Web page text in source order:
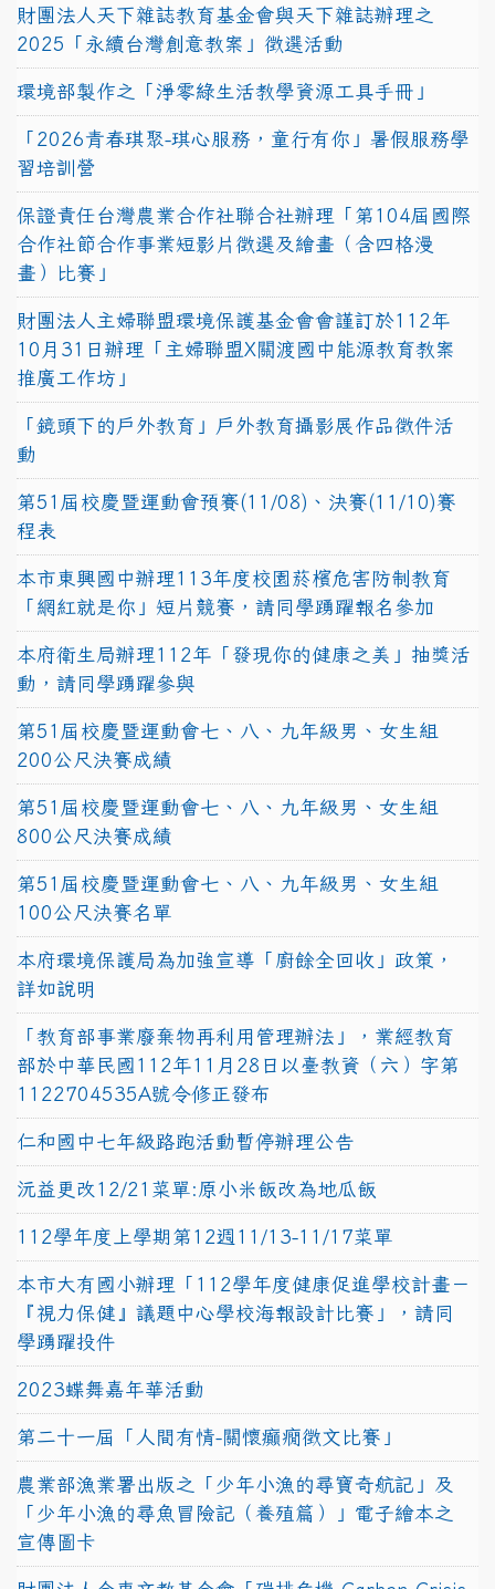
財團法人天下雜誌教育基金會與天下雜誌辦理之
2025「永續台灣創意教案」徵選活動
環境部製作之「淨零綠生活教學資源工具手冊」
「2026青春琪聚-琪心服務，童行有你」暑假服務學
習培訓營
保證責任台灣農業合作社聯合社辦理「第104屆國際
合作社節合作事業短影片徵選及繪畫（含四格漫
畫）比賽」
財團法人主婦聯盟環境保護基金會會謹訂於112年
10月31日辦理「主婦聯盟X關渡國中能源教育教案
推廣工作坊」
「鏡頭下的戶外教育」戶外教育攝影展作品徵件活
動
第51屆校慶暨運動會預賽(11/08)、決賽(11/10)賽
程表
本市東興國中辦理113年度校園菸檳危害防制教育
「網紅就是你」短片競賽，請同學踴躍報名參加
本府衛生局辦理112年「發現你的健康之美」抽獎活
動，請同學踴躍參與
第51屆校慶暨運動會七、八、九年級男、女生組
200公尺決賽成績
第51屆校慶暨運動會七、八、九年級男、女生組
800公尺決賽成績
第51屆校慶暨運動會七、八、九年級男、女生組
100公尺決賽名單
本府環境保護局為加強宣導「廚餘全回收」政策，
詳如說明
「教育部事業廢棄物再利用管理辦法」，業經教育
部於中華民國112年11月28日以臺教資（六）字第
1122704535A號令修正發布
仁和國中七年級路跑活動暫停辦理公告
沅益更改12/21菜單:原小米飯改為地瓜飯
112學年度上學期第12週11/13-11/17菜單
本市大有國小辦理「112學年度健康促進學校計畫－
『視力保健』議題中心學校海報設計比賽」，請同
學踴躍投件
2023蝶舞嘉年華活動
第二十一屆「人間有情-關懷癲癇徵文比賽」
農業部漁業署出版之「少年小漁的尋寶奇航記」及
「少年小漁的尋魚冒險記（養殖篇）」電子繪本之
宣傳圖卡